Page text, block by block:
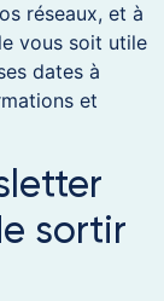
réseaux, et à
vous soit utile
dates à
et
sortir